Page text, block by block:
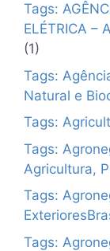
Tags:
ELÉTRICA –
(1)
Tags:
Natural e
Tags:
Tags:
Agricultura,
Tags:
Tags: